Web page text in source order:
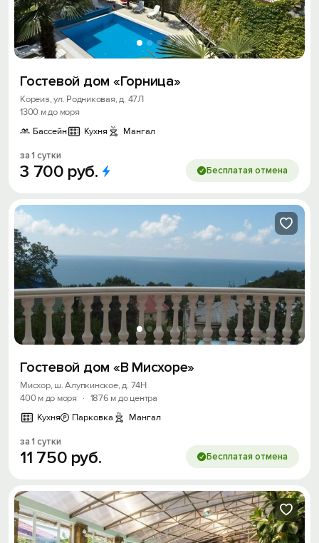
Гостевой дом «Горница»
Кореиз, ул. Родниковая, д. 47Л
1300 м до моря
Бассейн
Кухня Мангал
за 1 сутки
3 700 руб. Бесплатая отмена
Гостевой дом «В Мисхоре»
Мисхор, ш. Алупкинское, д. 74Н
400 м до моря
· 1876 м до центра
Кухня
Парковка Мангал
за 1 сутки
11 750 руб. Бесплатая отмена
Скидка −5%
Хочешь дешевле? Оставь почту и получи
промокод на первое бронирование!
Зарегистрироваться
Войти
Войти с помощью